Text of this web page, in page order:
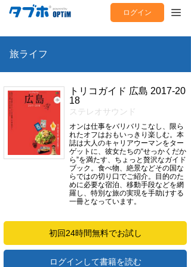
ログイン
旅ライフ
トリコガイド 広島 2017-20
18
ステレオサウンド
オンは仕事をバリバリこなし、限ら
れたオフはおもいっきり楽しむ。本
誌は大人のキャリアウーマンをター
ゲットに、彼女たちの“せっかくだか
ら”を満たす、ちょっと贅沢なガイド
ブック。食べ物、絶景などその国な
らではの切り口でご紹介。目的のた
めに必要な宿泊、移動手段などを網
羅し、特別な旅の実現を手助けする
一冊となっています。
初回24時間無料でお試し
ログインして書籍を読む